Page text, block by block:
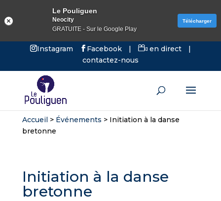
Instagram Facebook | en direct
|
contactez-nous
Accueil> Événements > Initiation à la danse
bretonne
Initiation à la danse
bretonne
Le Pouliguen
Neocity
GRATUITE - Sur le Google Play
Télécharger